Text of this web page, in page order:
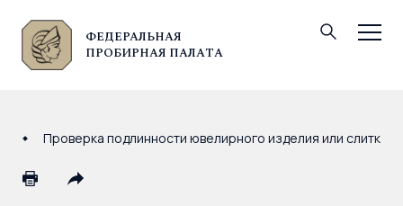
ФЕДЕРАЛЬНАЯ
ПРОБИРНАЯ ПАЛАТА
© Федеральная пробирная палата, 2026
Проверка подлинности ювелирного изделия или слитка